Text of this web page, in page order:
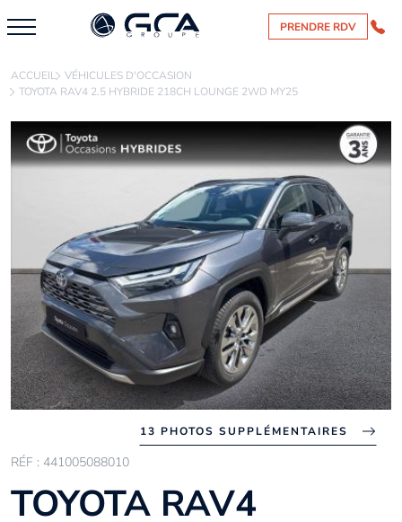
PRENDRE RDV
ACCUEIL VÉHICULES D'OCCASION
TOYOTA RAV4 2.5 HYBRIDE 218CH LOUNGE 2WD MY25
13 PHOTOS SUPPLÉMENTAIRES
RÉF : 441005088010
TOYOTA RAV4